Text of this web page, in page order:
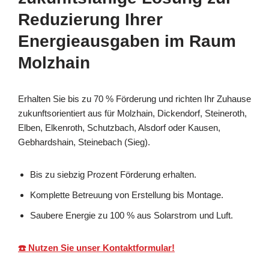
Reduzierung Ihrer
Energieausgaben im Raum
Molzhain
Erhalten Sie bis zu 70 % Förderung und richten Ihr Zuhause
zukunftsorientiert aus für Molzhain, Dickendorf, Steineroth,
Elben, Elkenroth, Schutzbach, Alsdorf oder Kausen,
Gebhardshain, Steinebach (Sieg).
Bis zu siebzig Prozent Förderung erhalten.
Komplette Betreuung von Erstellung bis Montage.
Saubere Energie zu 100 % aus Solarstrom und Luft.
☎️ Nutzen Sie unser Kontaktformular!